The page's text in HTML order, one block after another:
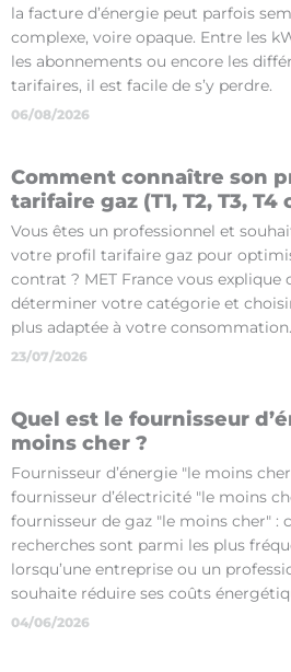
la facture d’énergie peut parfois
complexe, voire opaque. Entre les
les abonnements ou encore les
tarifaires, il est facile de s’y perdre.
06/08/2026
Comment connaître son
tarifaire gaz (T1, T2, T3, T4
Vous êtes un professionnel et
votre profil tarifaire gaz pour
contrat ? MET France vous explique
déterminer votre catégorie et
plus adaptée à votre consommation.
23/07/2026
Quel est le fournisseur
moins cher ?
Fournisseur d’énergie "le moins
fournisseur d’électricité "le moins
fournisseur de gaz "le moins cher" :
recherches sont parmi les plus
lorsqu’une entreprise ou un
souhaite réduire ses coûts
04/06/2026